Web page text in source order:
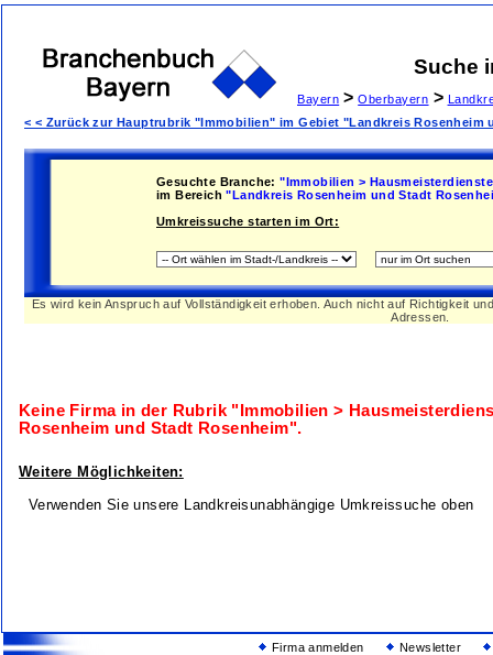
Suche
Bayern > Oberbayern >
< < Zurück zur Hauptrubrik "Immobilien" im Gebiet "Landkreis Rosenheim
Gesuchte Branche: "Immobilien >
im Bereich "Landkreis Rosenheim und Stadt
Umkreissuche starten im Ort:
Es wird kein Anspruch auf Vollständigkeit erhoben. Auch nicht auf Richtigkeit
Adressen.
Keine Firma in der Rubrik "Immobilien >
Rosenheim und Stadt Rosenheim".
Weitere Möglichkeiten:
Verwenden Sie unsere Landkreisunabhängige Umkreissuche oben
Firma anmelden
Newsletter